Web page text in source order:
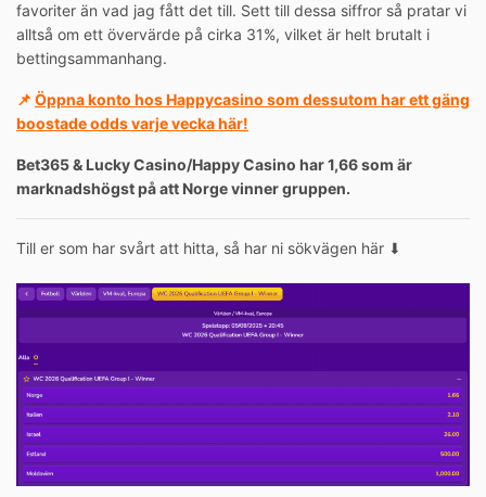
favoriter än vad jag fått det till. Sett till dessa siffror så pratar vi
alltså om ett övervärde på cirka 31%, vilket är helt brutalt i
bettingsammanhang.
📌 Öppna konto hos Happycasino som dessutom har ett gäng
boostade odds varje vecka här!
Bet365 & Lucky Casino/Happy Casino har 1,66 som är
marknadshögst på att Norge vinner gruppen.
Till er som har svårt att hitta, så har ni sökvägen här ⬇